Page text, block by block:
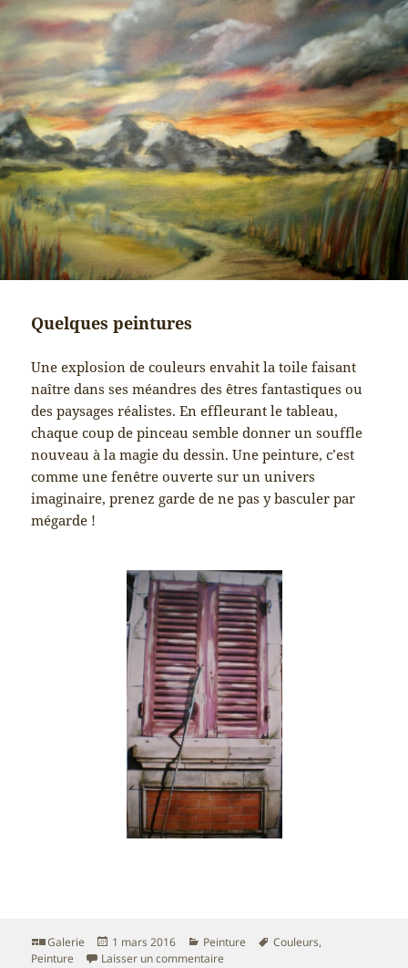
Quelques peintures
Une explosion de couleurs envahit la toile faisant
naître dans ses méandres des êtres fantastiques ou
des paysages réalistes. En effleurant le tableau,
chaque coup de pinceau semble donner un souffle
nouveau à la magie du dessin. Une peinture, c’est
comme une fenêtre ouverte sur un univers
imaginaire, prenez garde de ne pas y basculer par
mégarde !
Format
Galerie
Publié
le
1 mars 2016 Catégories
Peinture
Mots-
Couleurs,
Peinture
Laisser un commentairesur Quelques peintures